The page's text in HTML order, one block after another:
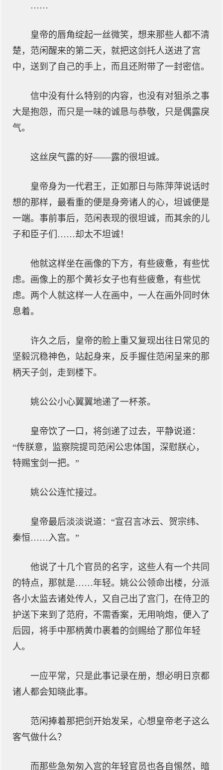
……
皇帝的唇角绽起一丝微笑，想来那些人都不清
楚，范闲醒来的第二天，就把这剑托人送进了宫
中，送到了自己的手上，而且还附带了一封密信。
信中没有什么特别的内容，也没有对狙杀之事
大是抱怨，而只是一味的诚恳与恭敬，只是偶露戾
气。
这丝戾气露的好——露的很坦诚。
皇帝身为一代君王，正如那日与陈萍萍说话时
想的那样，最看重的便是身旁诸人的心，坦诚便是
一端。事前事后，范闲表现的很坦诚，而其余的儿
子和臣子们……却太不坦诚！
他就这样坐在画像的下方，有些疲惫，有些忧
虑。画像上的那个黄衫女子也有些疲惫，有些忧
虑。两个人就这样一人在画中，一人在画外同时休
息着。
许久之后，皇帝的脸上重又复现出往日常见的
坚毅沉稳神色，站起身来，反手握住范闲呈来的那
柄天子剑，走到楼下。
姚公公小心翼翼地递了一杯茶。
皇帝饮了一口，将剑递了过去，平静说道：
“传朕意，监察院提司范闲公忠体国，深慰朕心，
特赐宝剑一把。”
姚公公连忙接过。
皇帝最后淡淡说道：“宣召言冰云、贺宗纬、
秦恒……入宫。”
他说了十几个官员的名字，这些人有一个共同
的特点，那就是……年轻。姚公公领命出楼，分派
各小太监去诸处传人，又自己出了宫门，在侍卫的
护送下来到了范府，不需香案，无用响炮，便入了
后园，将手中那柄黄巾裹着的剑赐给了那位年轻
人。
一应平常，只是此事记录在册，想必明日京都
诸人都会知晓此事。
范闲捧着那把剑开始发呆，心想皇帝老子这么
客气做什么？
而那些急匆匆入宫的年轻官员也各自惕然，暗